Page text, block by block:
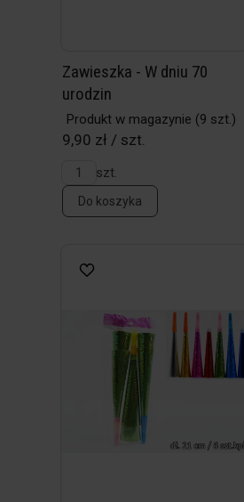
Zawieszka - W dniu 70
urodzin
Produkt w magazynie (9 szt.)
9,90 zł / szt.
szt.
Do koszyka